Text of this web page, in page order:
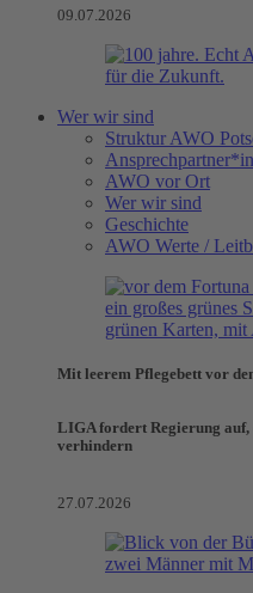
09.07.2026
Wer wir sind
Struktur AWO
AWO vor Ort
Wer wir sind
Geschichte
AWO Werte /
Mit leerem Pflegebett vor
LIGA fordert Regierung auf,
verhindern
27.07.2026